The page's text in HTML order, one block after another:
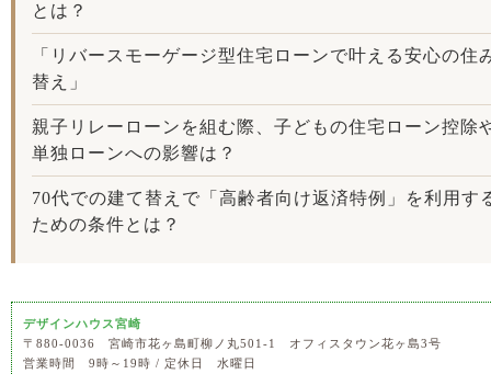
とは？
「リバースモーゲージ型住宅ローンで叶える安心の住
替え」
親子リレーローンを組む際、子どもの住宅ローン控除
単独ローンへの影響は？
70代での建て替えで「高齢者向け返済特例」を利用す
ための条件とは？
デザインハウス宮崎
〒880-0036 宮崎市花ヶ島町柳ノ丸501-1 オフィスタウン花ヶ島3号
営業時間 9時～19時 / 定休日 水曜日